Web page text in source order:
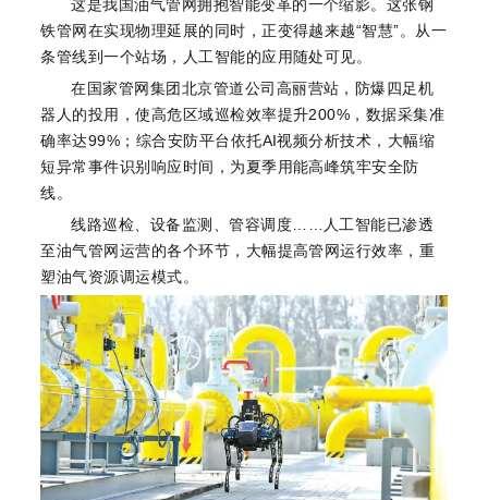
这是我国油气管网拥抱智能变革的一个缩影。这张钢
铁管网在实现物理延展的同时，正变得越来越“智慧”。从一
条管线到一个站场，人工智能的应用随处可见。
在国家管网集团北京管道公司高丽营站，防爆四足机
器人的投用，使高危区域巡检效率提升200%，数据采集准
确率达99%；综合安防平台依托AI视频分析技术，大幅缩
短异常事件识别响应时间，为夏季用能高峰筑牢安全防
线。
线路巡检、设备监测、管容调度……人工智能已渗透
至油气管网运营的各个环节，大幅提高管网运行效率，重
塑油气资源调运模式。